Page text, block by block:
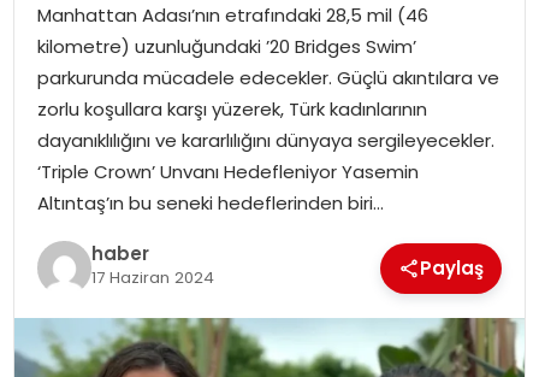
Manhattan Adası’nın etrafındaki 28,5 mil (46
kilometre) uzunluğundaki ’20 Bridges Swim’
parkurunda mücadele edecekler. Güçlü akıntılara ve
zorlu koşullara karşı yüzerek, Türk kadınlarının
dayanıklılığını ve kararlılığını dünyaya sergileyecekler.
‘Triple Crown’ Unvanı Hedefleniyor Yasemin
Altıntaş’ın bu seneki hedeflerinden biri…
haber
17 Haziran 2024 Paylaş